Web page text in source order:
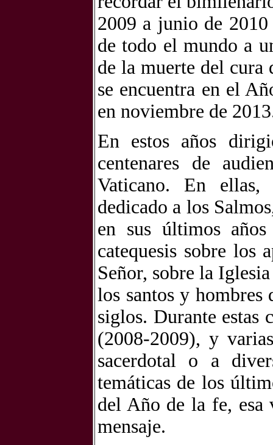
2009 a junio de
de todo el mundo a
de la muerte del cura
se encuentra en el
en noviembre de
En estos años
centenares de
Vaticano. En
dedicado a los
en sus últimos
catequesis sobre los
Señor, sobre la
los santos y hombres
siglos. Durante estas
(2008-2009), y
sacerdotal o a
temáticas de los
del Año de la fe,
mensaje.